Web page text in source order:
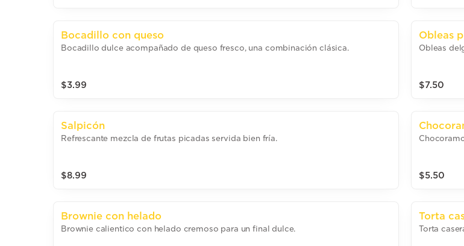
Bocadillo con queso
Bocadillo dulce acompañado de queso fresco, una combinación clásica.
$3.99
Obleas
Obleas
$7.50
Salpicón
Refrescante mezcla de frutas picadas servida bien fría.
$8.99 $5.50
Brownie con helado
Brownie calientico con helado cremoso para un final dulce.
Torta
Torta